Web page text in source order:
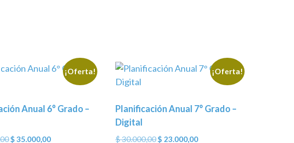
¡Oferta!
Anual 6° Grado –
El
$ 35.000,00El
¡Oferta!
Planificación Anual 7° Grado –
Digital
$30.000,00El
$ 23.000,00El